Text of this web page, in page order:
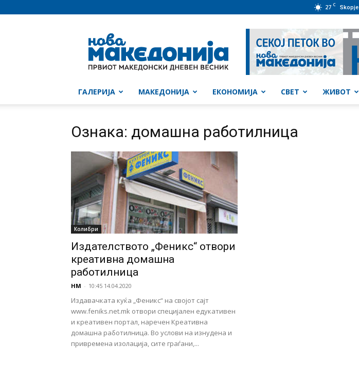
27 C Skopje
Македонија
ГАЛЕРИЈА МАКЕДОНИЈА ЕКОНОМИЈА СВЕТ ЖИВОТ
Ознака: домашна работилница
Колибри
Издателството „Феникс“ отвори
креативна домашна
работилница
НМ - 10:45 14.04.2020
Издавачката куќа „Феникс“ на својот сајт
www.feniks.net.mk отвори специјален едукативен
и креативен портал, наречен Креативна
домашна работилница. Во услови на изнудена и
привремена изолација, сите граѓани,...